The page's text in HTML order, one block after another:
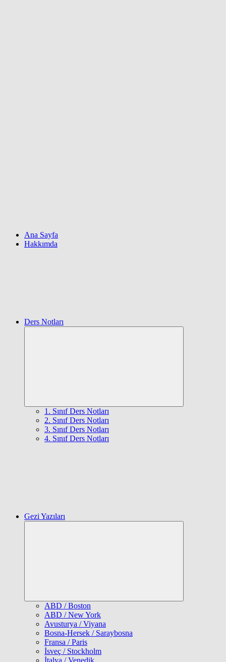
Ana Sayfa
Hakkımda
Ders Notları
1. Sınıf Ders Notları
2. Sınıf Ders Notları
3. Sınıf Ders Notları
4. Sınıf Ders Notları
Gezi Yazıları
ABD / Boston
ABD / New York
Avusturya / Viyana
Bosna-Hersek / Saraybosna
Fransa / Paris
İsveç / Stockholm
İtalya / Venedik